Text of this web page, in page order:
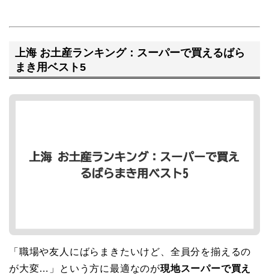
上海 お土産ランキング：スーパーで買えるばら
まき用ベスト5
「職場や友人にばらまきたいけど、全員分を揃えるの
が大変…」という方に最適なのが現地スーパーで買え